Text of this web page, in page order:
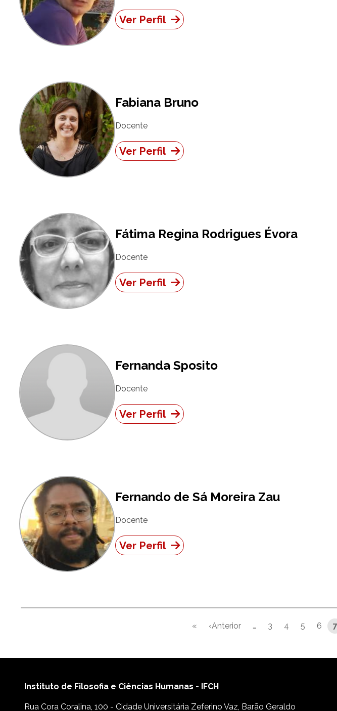
Ver Perfil
Fabiana Bruno
Docente
Ver Perfil
Fátima Regina Rodrigues Évora
Docente
Ver Perfil
Fernanda Sposito
Docente
Ver Perfil
Fernando de Sá Moreira Zau
Docente
Ver Perfil
«
Primeira página
‹Anterior
Página anterior
… 3 4 5 6 7
Instituto de Filosofia e Ciências Humanas - IFCH
Rua Cora Coralina, 100 - Cidade Universitária Zeferino Vaz, Barão Geraldo